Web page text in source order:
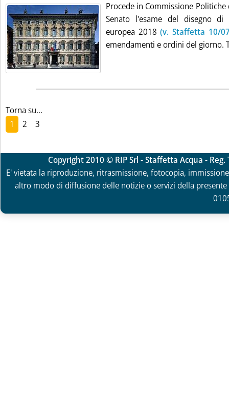
Procede in Commissione
Senato l'esame del disegno di
europea 2018(v. Staffetta 10/
emendamenti e ordini del giorno.
Torna su...
1
2 3
Copyright 2010 © RIP Srl - Staffetta Acqua -
E' vietata la riproduzione, ritrasmissione, fotocopia,
altro modo di diffusione delle notizie o servizi della